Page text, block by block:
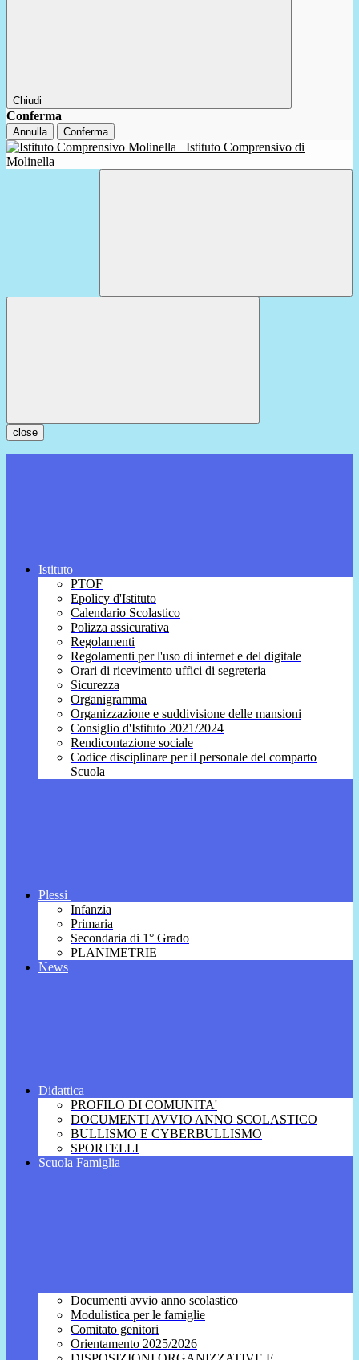
Chiudi
Conferma
Annulla Conferma
Istituto Comprensivo di
Molinella
close
Istituto
PTOF
Epolicy d'Istituto
Calendario Scolastico
Polizza assicurativa
Regolamenti
Regolamenti per l'uso di internet e del digitale
Orari di ricevimento uffici di segreteria
Sicurezza
Organigramma
Organizzazione e suddivisione delle mansioni
Consiglio d'Istituto 2021/2024
Rendicontazione sociale
Codice disciplinare per il personale del comparto
Scuola
Plessi
Infanzia
Primaria
Secondaria di 1° Grado
PLANIMETRIE
News
Didattica
PROFILO DI COMUNITA'
DOCUMENTI AVVIO ANNO SCOLASTICO
BULLISMO E CYBERBULLISMO
SPORTELLI
Scuola Famiglia
Documenti avvio anno scolastico
Modulistica per le famiglie
Comitato genitori
Orientamento 2025/2026